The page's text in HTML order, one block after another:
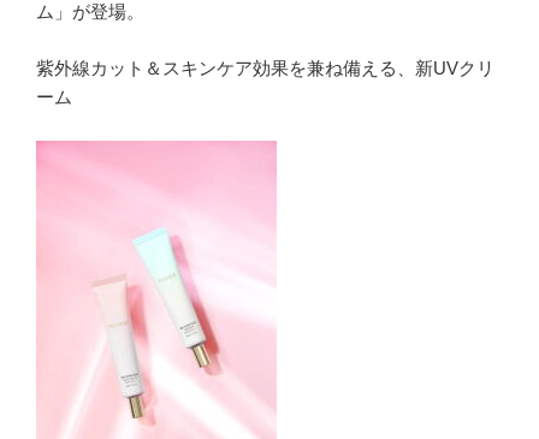
ム」が登場。
紫外線カット＆スキンケア効果を兼ね備える、新UVクリ
ーム